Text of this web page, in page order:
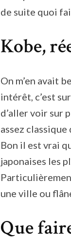
de suite quoi
Kobe,
On m’en avait
intérêt, c’est
d’aller voir sur
assez
Bon il est vrai
japonaises les
une ville ou
Que